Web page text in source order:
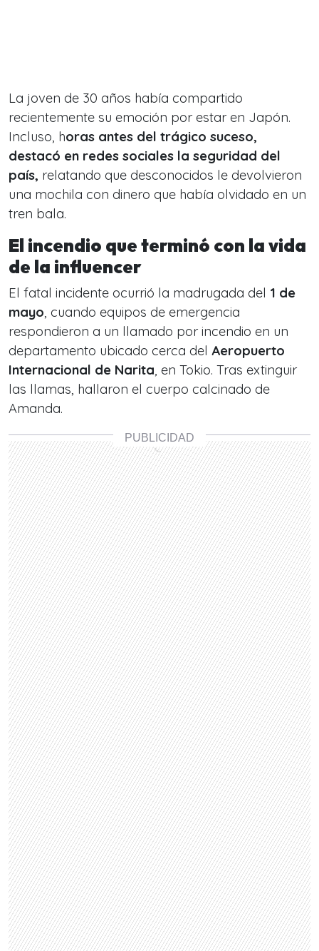
La joven de 30 años había compartido
recientemente su emoción por estar en Japón.
Incluso, horas antes del trágico suceso,
destacó en redes sociales la seguridad del
país, relatando que desconocidos le devolvieron
una mochila con dinero que había olvidado en un
tren bala.
El incendio que terminó con la vida
de la influencer
El fatal incidente ocurrió la madrugada del 1 de
mayo, cuando equipos de emergencia
respondieron a un llamado por incendio en un
departamento ubicado cerca del Aeropuerto
Internacional de Narita, en Tokio. Tras extinguir
las llamas, hallaron el cuerpo calcinado de
Amanda.